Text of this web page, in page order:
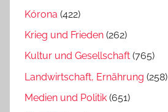
Kórona (422)
Krieg und Frieden (262)
Kultur und Gesellschaft (765)
Landwirtschaft, Ernährung (258)
Medien und Politik (651)